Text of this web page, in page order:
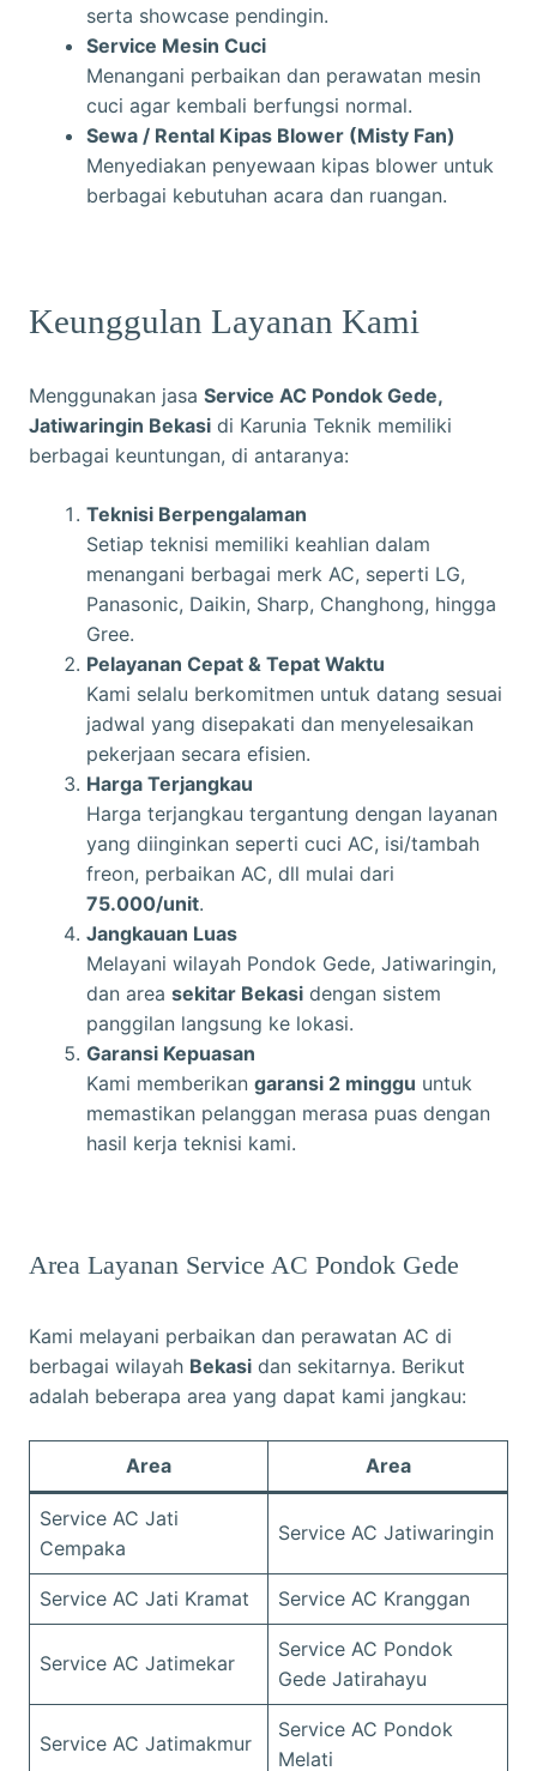
serta showcase pendingin.
Service Mesin Cuci
Menangani perbaikan dan perawatan mesin
cuci agar kembali berfungsi normal.
Sewa / Rental Kipas Blower (Misty Fan)
Menyediakan penyewaan kipas blower untuk
berbagai kebutuhan acara dan ruangan.
Keunggulan Layanan Kami
Menggunakan jasa Service AC Pondok Gede,
Jatiwaringin Bekasi di Karunia Teknik memiliki
berbagai keuntungan, di antaranya:
Teknisi Berpengalaman
Setiap teknisi memiliki keahlian dalam
menangani berbagai merk AC, seperti LG,
Panasonic, Daikin, Sharp, Changhong, hingga
Gree.
Pelayanan Cepat & Tepat Waktu
Kami selalu berkomitmen untuk datang sesuai
jadwal yang disepakati dan menyelesaikan
pekerjaan secara efisien.
Harga Terjangkau
Harga terjangkau tergantung dengan layanan
yang diinginkan seperti cuci AC, isi/tambah
freon, perbaikan AC, dll mulai dari
75.000/unit.
Jangkauan Luas
Melayani wilayah Pondok Gede, Jatiwaringin,
dan area sekitar Bekasi dengan sistem
panggilan langsung ke lokasi.
Garansi Kepuasan
Kami memberikan garansi 2 minggu untuk
memastikan pelanggan merasa puas dengan
hasil kerja teknisi kami.
Area Layanan Service AC Pondok Gede
Kami melayani perbaikan dan perawatan AC di
berbagai wilayah Bekasi dan sekitarnya. Berikut
adalah beberapa area yang dapat kami jangkau:
Area Area
Service AC Jati
Cempaka
Service AC Jatiwaringin
Service AC Jati Kramat Service AC Kranggan
Service AC Jatimekar
Service AC Pondok
Gede Jatirahayu
Service AC Jatimakmur
Service AC Pondok
Melati